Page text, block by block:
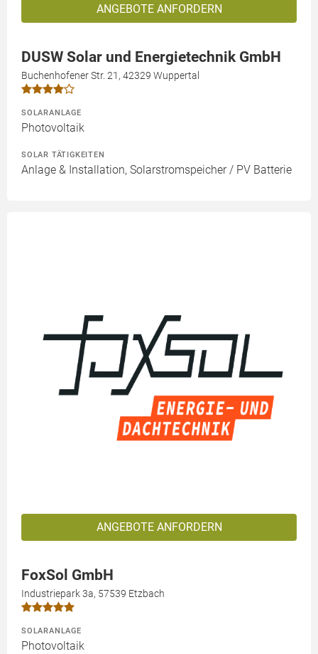
ANGEBOTE ANFORDERN
DUSW Solar und Energietechnik GmbH
Buchenhofener Str. 21, 42329 Wuppertal
SOLARANLAGE
Photovoltaik
SOLAR TÄTIGKEITEN
Anlage & Installation, Solarstromspeicher / PV Batterie
ANGEBOTE ANFORDERN
FoxSol GmbH
Industriepark 3a, 57539 Etzbach
SOLARANLAGE
Photovoltaik